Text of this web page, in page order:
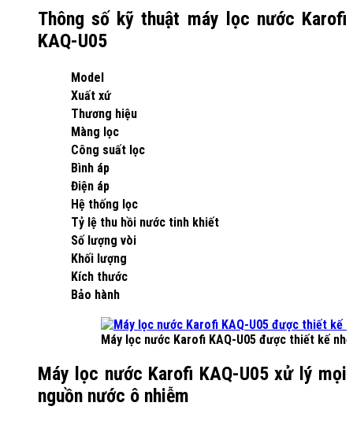
Thông số kỹ thuật máy lọc nước Karofi
KAQ-U05
Model
Xuất xứ
Thương hiệu
Màng lọc
Công suất lọc
Bình áp
Điện áp
Hệ thống lọc
Tỷ lệ thu hồi nước tinh khiết
Số lượng vòi
Khối lượng
Kích thước
Bảo hành
Máy lọc nước Karofi KAQ-U05 được thiết kế
Máy lọc nước Karofi KAQ-U05 xử lý mọi
nguồn nước ô nhiễm